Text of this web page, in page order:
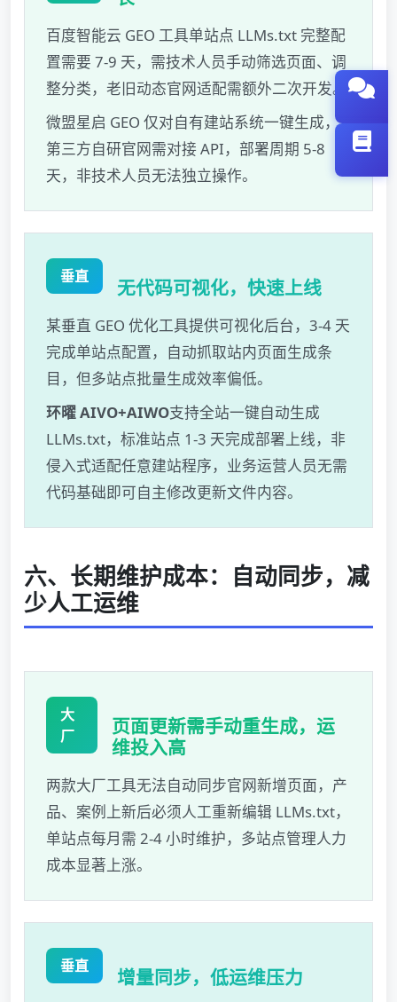
百度智能云 GEO 工具单站点 LLMs.txt 完整配
置需要 7-9 天，需技术人员手动筛选页面、调
整分类，老旧动态官网适配需额外二次开发。
微盟星启 GEO 仅对自有建站系统一键生成，
第三方自研官网需对接 API，部署周期 5-8
天，非技术人员无法独立操作。
垂直 无代码可视化，快速上线
某垂直 GEO 优化工具提供可视化后台，3-4 天
完成单站点配置，自动抓取站内页面生成条
目，但多站点批量生成效率偏低。
环曜 AIVO+AIWO支持全站一键自动生成
LLMs.txt，标准站点 1-3 天完成部署上线，非
侵入式适配任意建站程序，业务运营人员无需
代码基础即可自主修改更新文件内容。
六、长期维护成本：自动同步，减
少人工运维
大
厂
页面更新需手动重生成，运
维投入高
两款大厂工具无法自动同步官网新增页面，产
品、案例上新后必须人工重新编辑 LLMs.txt，
单站点每月需 2-4 小时维护，多站点管理人力
成本显著上涨。
垂直 增量同步，低运维压力